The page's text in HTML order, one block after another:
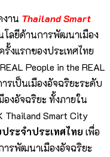
งาน Thailand Smart
โลยีด้านการพัฒนาเมือง
งแรกของประเทศไทย
People in the REAL
รเป็นเมืองอัจฉริยะระดับ
งอัจฉริยะ ทั้งภายใน
Smart City
ระจำประเทศไทย เพื่อ
ารพัฒนาเมืองอัจฉริยะ